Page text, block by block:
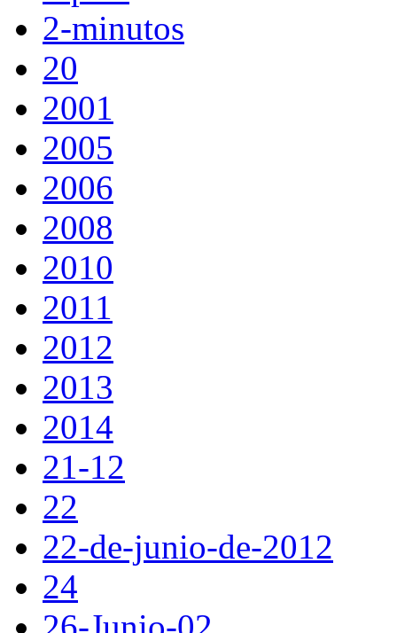
2-minutos
20
2001
2005
2006
2008
2010
2011
2012
2013
2014
21-12
22
22-de-junio-de-2012
24